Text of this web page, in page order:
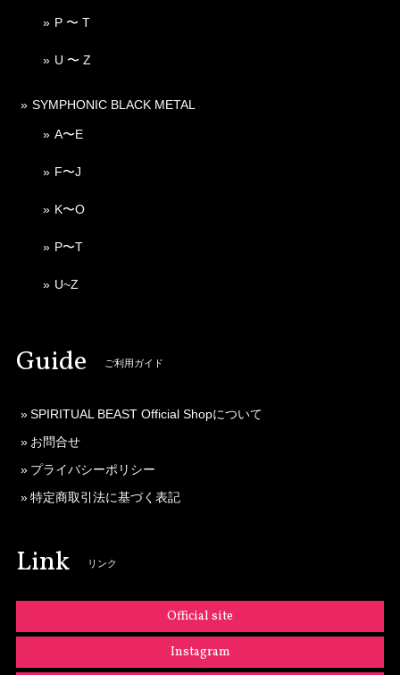
P 〜 T
U 〜 Z
SYMPHONIC BLACK METAL
A〜E
F〜J
K〜O
P〜T
U~Z
Guide ご利用ガイド
SPIRITUAL BEAST Official Shopについて
お問合せ
プライバシーポリシー
特定商取引法に基づく表記
Link リンク
Official site
Instagram